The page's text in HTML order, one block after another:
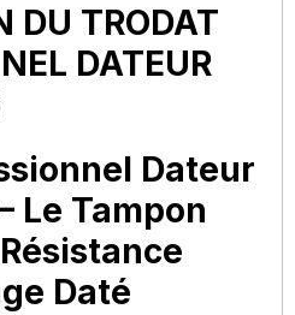
DU TRODAT
DATEUR
Dateur
Le Tampon
Daté